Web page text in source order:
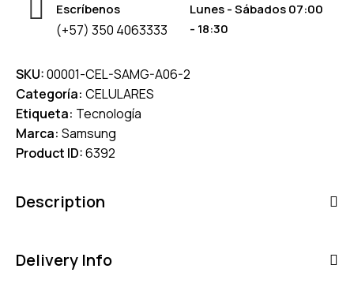
Escríbenos
(+57) 350 4063333
Lunes - Sábados 07:00
- 18:30
SKU:00001-CEL-SAMG-A06-2
Categoría: CELULARES
Etiqueta: Tecnología
Marca: Samsung
Product ID:6392
Description
Delivery Info